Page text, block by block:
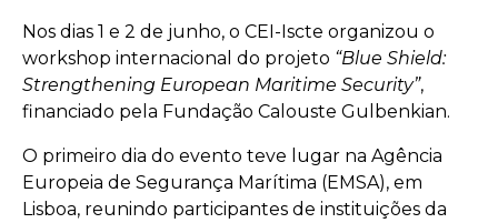
Nos dias 1 e 2 de junho, o CEI-Iscte organizou o
workshop internacional do projeto “Blue Shield:
Strengthening European Maritime Security”,
financiado pela Fundação Calouste Gulbenkian.
O primeiro dia do evento teve lugar na Agência
Europeia de Segurança Marítima (EMSA), em
Lisboa, reunindo participantes de instituições da